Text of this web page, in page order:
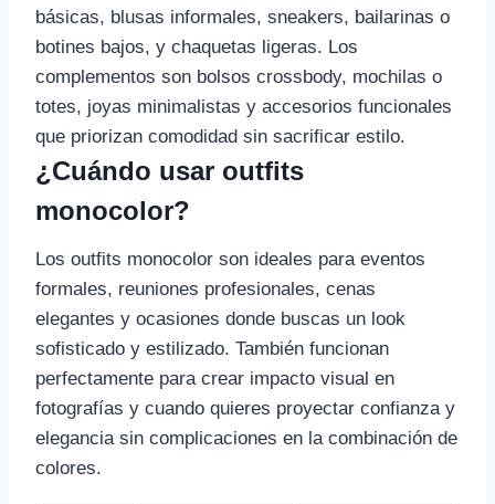
básicas, blusas informales, sneakers, bailarinas o
botines bajos, y chaquetas ligeras. Los
complementos son bolsos crossbody, mochilas o
totes, joyas minimalistas y accesorios funcionales
que priorizan comodidad sin sacrificar estilo.
¿Cuándo usar outfits
monocolor?
Los outfits monocolor son ideales para eventos
formales, reuniones profesionales, cenas
elegantes y ocasiones donde buscas un look
sofisticado y estilizado. También funcionan
perfectamente para crear impacto visual en
fotografías y cuando quieres proyectar confianza y
elegancia sin complicaciones en la combinación de
colores.